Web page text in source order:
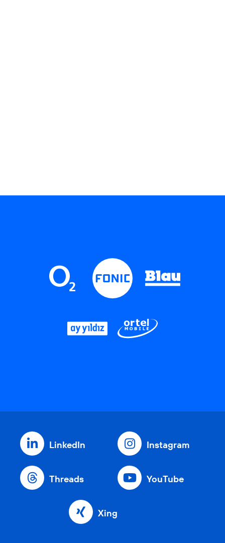
LinkedIn Instagram
Threads YouTube
Xing